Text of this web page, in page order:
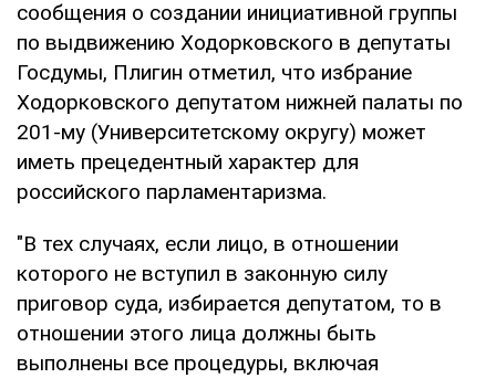
сообщения о создании инициативной группы
по выдвижению Ходорковского в депутаты
Госдумы, Плигин отметил, что избрание
Ходорковского депутатом нижней палаты по
201-му (Университетскому округу) может
иметь прецедентный характер для
российского парламентаризма.
"В тех случаях, если лицо, в отношении
которого не вступил в законную силу
приговор суда, избирается депутатом, то в
отношении этого лица должны быть
выполнены все процедуры, включая